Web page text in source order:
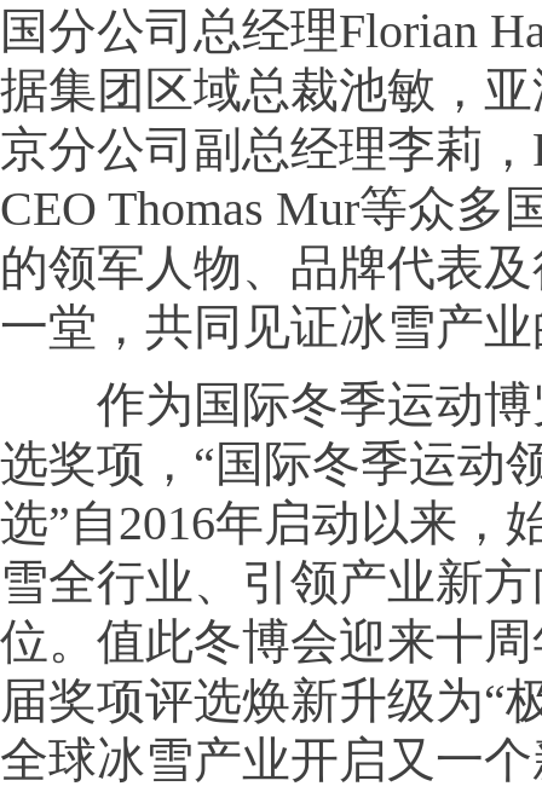
国分公司总经理Florian
据集团区域总裁池敏，
京分公司副总经理李莉，
CEO Thomas Mur等众多
的领军人物、品牌代表
一堂，共同见证冰雪产
作为国际冬季运动博
选奖项，“国际冬季运动
选”自2016年启动以来，
雪全行业、引领产业新
位。值此冬博会迎来十
届奖项评选焕新升级为“
全球冰雪产业开启又一